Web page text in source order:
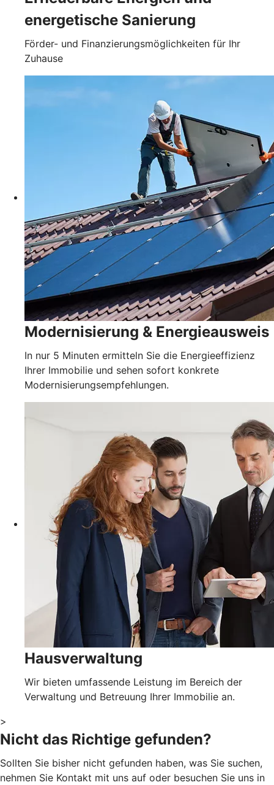
energetische Sanierung
Förder- und Finanzierungsmöglichkeiten für Ihr
Zuhause
Modernisierung & Energieausweis
In nur 5 Minuten ermitteln Sie die Energieeffizienz
Ihrer Immobilie und sehen sofort konkrete
Modernisierungsempfehlungen.
Hausverwaltung
Wir bieten umfassende Leistung im Bereich der
Verwaltung und Betreuung Ihrer Immobilie an.
>
Nicht das Richtige gefunden?
Sollten Sie bisher nicht gefunden haben, was Sie suchen,
nehmen Sie Kontakt mit uns auf oder besuchen Sie uns in